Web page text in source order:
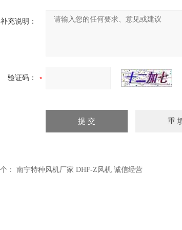
补充说明：
验证码：
： 南宁特种风机厂家 DHF-Z风机 诚信经营